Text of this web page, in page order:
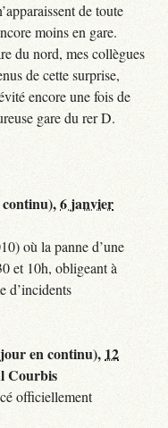
de toute
moins en gare.
du nord, mes collègues
de cette surprise,
encore une fois de
gare du rer D.
continu),6 janvier
où la panne d’une
et 10h, obligeant à
d’incidents
en continu), 12
Courbis
officiellement